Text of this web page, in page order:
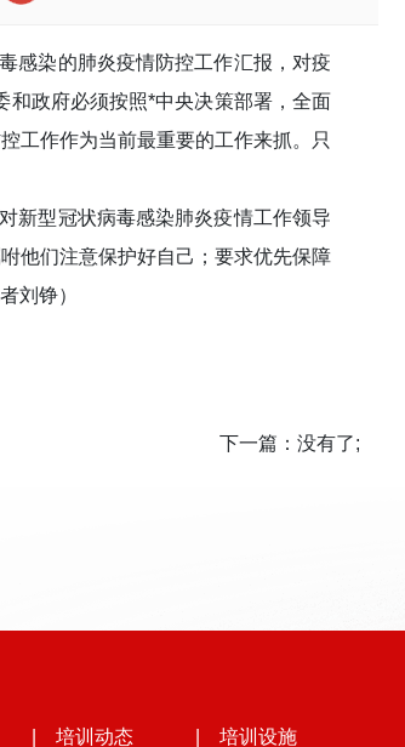
感染的肺炎疫情防控工作汇报，对疫
和政府必须按照*中央决策部署，全面
工作作为当前最重要的工作来抓。只
新型冠状病毒感染肺炎疫情工作领导
他们注意保护好自己；要求优先保障
刘铮）
下一篇：没有了;
| 培训动态 | 培训设施